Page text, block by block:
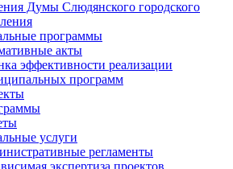
Думы Слюдянского городского
программы
акты
эффективности реализации
программ
услуги
регламенты